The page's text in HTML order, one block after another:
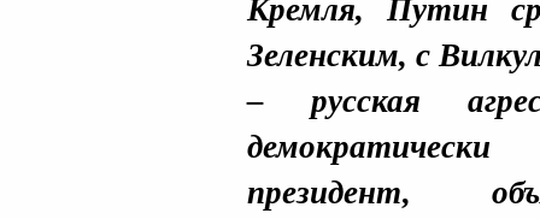
Кремля, Путин
Зеленским, с
– русская
президент,